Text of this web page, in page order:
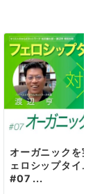
オーガニックを
ェロシップタイ
#07 ...